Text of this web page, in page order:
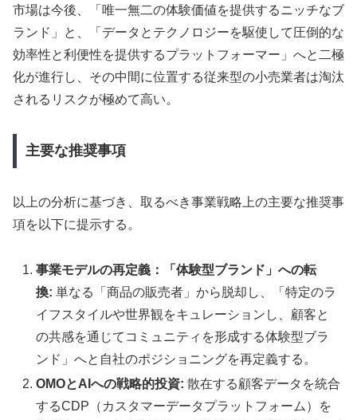
市場は今後、「唯一無二の体験価値を提供するニッチなブ
ランド」と、「データとテクノロジーを駆使して圧倒的な
効率性と利便性を提供するプラットフォーマー」へと二極
化が進行し、その中間に位置する従来型の小売業者は淘汰
されるリスクが極めて高い。
主要な推奨事項
以上の分析に基づき、取るべき事業戦略上の主要な推奨事
項を以下に提示する。
事業モデルの再定義：「体験型ブランド」への転
換: 単なる「商品の販売者」から脱却し、「特定のラ
イフスタイルや世界観をキュレーションし、顧客と
の共感を通じてコミュニティを形成する体験型ブラ
ンド」へと自社のポジショニングを再定義する。
OMOとAIへの戦略的投資: 散在する顧客データを統合
するCDP（カスタマーデータプラットフォーム）を